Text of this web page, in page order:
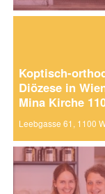
Koptisch-
Diözese in
Mina Kirche
Leebgasse 61, 1100